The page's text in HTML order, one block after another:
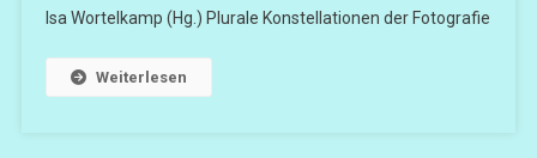
Isa Wortelkamp (Hg.) Plurale Konstellationen der Fotografie
Weiterlesen